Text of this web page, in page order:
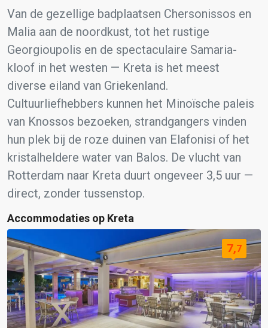
Van de gezellige badplaatsen Chersonissos en
Malia aan de noordkust, tot het rustige
Georgioupolis en de spectaculaire Samaria-
kloof in het westen — Kreta is het meest
diverse eiland van Griekenland.
Cultuurliefhebbers kunnen het Minoïsche paleis
van Knossos bezoeken, strandgangers vinden
hun plek bij de roze duinen van Elafonisi of het
kristalheldere water van Balos. De vlucht van
Rotterdam naar Kreta duurt ongeveer 3,5 uur —
direct, zonder tussenstop.
Accommodaties op Kreta
7,7